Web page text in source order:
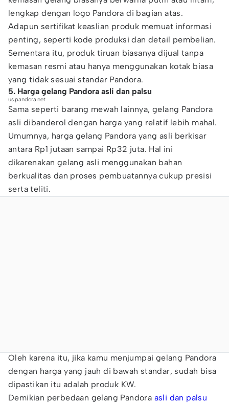
lengkap dengan logo Pandora di bagian atas.
Adapun sertifikat keaslian produk memuat informasi
penting, seperti kode produksi dan detail pembelian.
Sementara itu, produk tiruan biasanya dijual tanpa
kemasan resmi atau hanya menggunakan kotak biasa
yang tidak sesuai standar Pandora.
5. Harga gelang Pandora asli dan palsu
us.pandora.net
Sama seperti barang mewah lainnya, gelang Pandora
asli dibanderol dengan harga yang relatif lebih mahal.
Umumnya, harga gelang Pandora yang asli berkisar
antara Rp1 jutaan sampai Rp32 juta. Hal ini
dikarenakan gelang asli menggunakan bahan
berkualitas dan proses pembuatannya cukup presisi
serta teliti.
Oleh karena itu, jika kamu menjumpai gelang Pandora
dengan harga yang jauh di bawah standar, sudah bisa
dipastikan itu adalah produk KW.
Demikian perbedaan gelang Pandora asli dan palsu